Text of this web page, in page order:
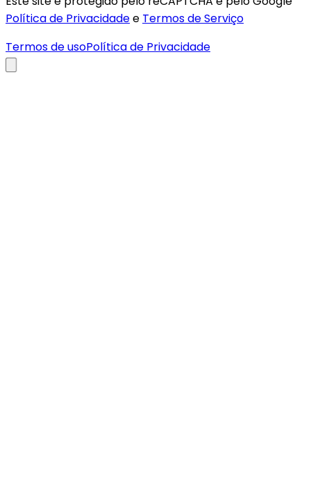
Política de Privacidadee Termos de Serviço
Termos de usoPolítica de Privacidade